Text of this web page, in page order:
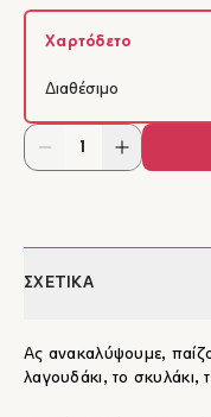
Χαρτόδετο
Διαθέσιμο
ΣΧΕΤΙΚΑ
Ας ανακαλύψουμε,
λαγουδάκι, το σκυλάκι,